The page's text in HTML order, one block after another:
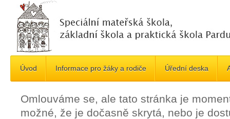
Úvod Informace pro žáky a rodiče Úřední deska
Omlouváme se, ale tato stránka je
možné, že je dočasně skrytá, nebo je